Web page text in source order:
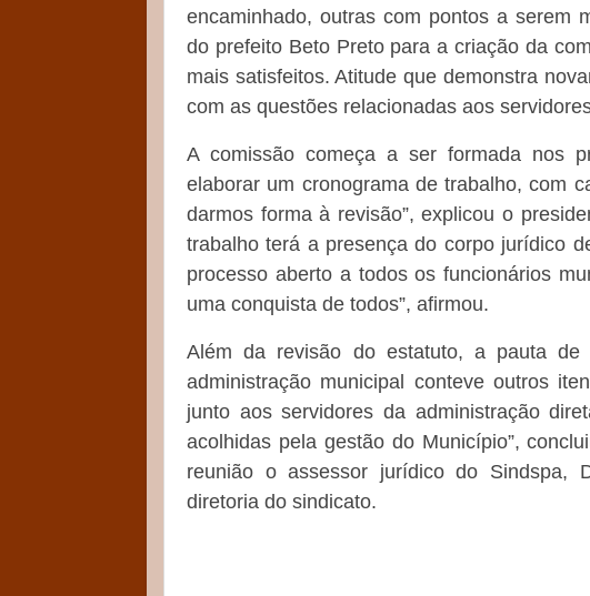
encaminhado, outras com pontos a serem
do prefeito Beto Preto para a criação da
mais satisfeitos. Atitude que demonstra
com as questões relacionadas aos
A comissão começa a ser formada nos
elaborar um cronograma de trabalho, com
darmos forma à revisão”, explicou o
trabalho terá a presença do corpo jurídico
processo aberto a todos os funcionários
uma conquista de todos”, afirmou.
Além da revisão do estatuto, a pauta de
administração municipal conteve outros
junto aos servidores da administração
acolhidas pela gestão do Município”,
reunião o assessor jurídico do Sindspa,
diretoria do sindicato.